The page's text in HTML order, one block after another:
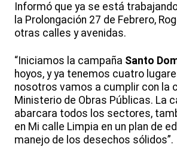
Informó que ya se está
la Prolongación 27 de Febrero,
otras calles y avenidas.
“Iniciamos la campaña Santo
hoyos, y ya tenemos cuatro
nosotros vamos a cumplir con la
Ministerio de Obras Públicas. La
abarcara todos los sectores,
en Mi calle Limpia en un plan de
manejo de los desechos sólidos”.